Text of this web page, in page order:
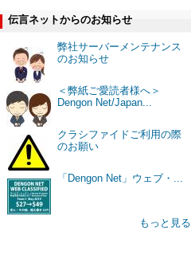
伝言ネットからのお知らせ
弊社サーバーメンテナンス
のお知らせ
＜弊紙ご愛読者様へ＞
Dengon Net/Japan...
クラシファイドご利用の際
のお願い
「Dengon Net」ウェブ・...
もっと見る